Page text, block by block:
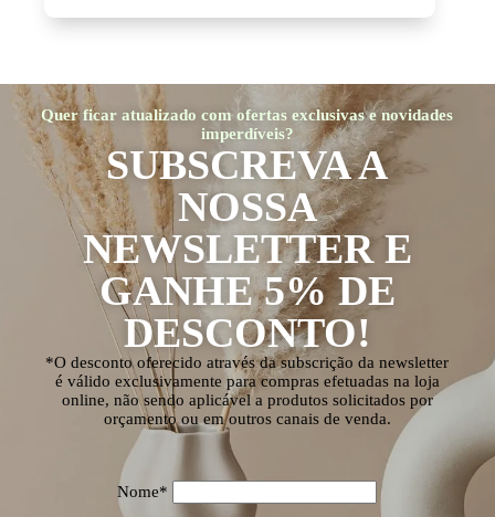
Quer ficar atualizado com ofertas exclusivas e novidades
imperdíveis?
SUBSCREVA A
NOSSA
NEWSLETTER E
GANHE 5% DE
DESCONTO!
*O desconto oferecido através da subscrição da newsletter
é válido exclusivamente para compras efetuadas na loja
online, não sendo aplicável a produtos solicitados por
orçamento ou em outros canais de venda.
Nome*